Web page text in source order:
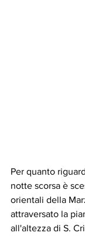
Per quanto
notte scorsa è
orientali della
attraversato la
all'altezza di S.